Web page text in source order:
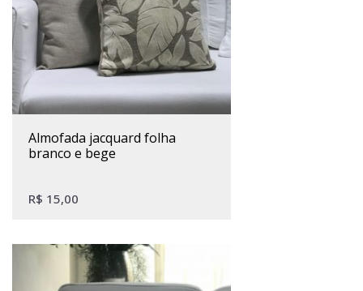
almofada jacquard folha
branco e bege
R$ 15,00